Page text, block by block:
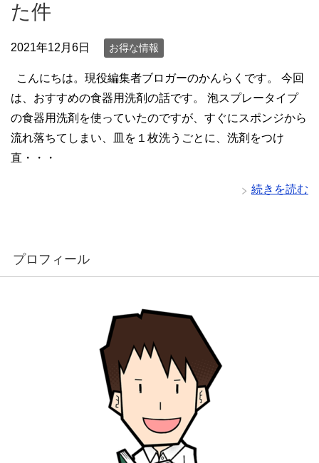
た件
2021年12月6日 お得な情報
こんにちは。現役編集者ブロガーのかんらくです。 今回
は、おすすめの食器用洗剤の話です。 泡スプレータイプ
の食器用洗剤を使っていたのですが、すぐにスポンジから
流れ落ちてしまい、皿を１枚洗うごとに、洗剤をつけ
直・・・
続きを読む
プロフィール